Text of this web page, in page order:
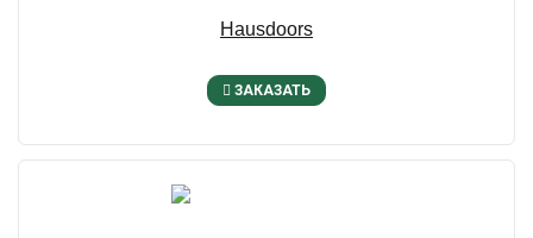
Hausdoors
ЗАКАЗАТЬ